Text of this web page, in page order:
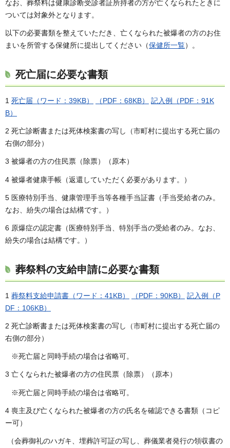
なお、葬祭料は健康診断受診者証所持者の方が亡くなられたときに
ついては対象外となります。
以下の必要書類を整えていただき、亡くなられた被爆者の方のお住
まいを所管する保健所に提出してください（保健所一覧）。
死亡届に必要な書類
1 死亡届（ワード：39KB） （PDF：68KB）
記入例（PDF：91K
B）
2 死亡診断書または死体検案書の写し（市町村に提出する死亡届の
右側の部分）
3 被爆者の方の住民票（除票）（原本）
4 被爆者健康手帳（返還していただく必要があります。）
5 医療特別手当、健康管理手当等各種手当証書（手当受給者のみ。
なお、紛失の場合は結構です。）
6 原爆症の認定書（医療特別手当、特別手当の受給者のみ。なお、
紛失の場合は結構です。）
葬祭料の支給申請に必要な書類
1 葬祭料支給申請書（ワード：41KB） （PDF：90KB）
記入例（P
DF：106KB）
2 死亡診断書または死体検案書の写し（市町村に提出する死亡届の
右側の部分）
※死亡届と同時手続の場合は省略可。
3 亡くなられた被爆者の方の住民票（除票）（原本）
※死亡届と同時手続の場合は省略可。
4 喪主及び亡くなられた被爆者の方の氏名を確認できる書類（コピ
ー可）
（会葬御礼のハガキ、埋葬許可証の写し、葬儀業者発行の領収書の